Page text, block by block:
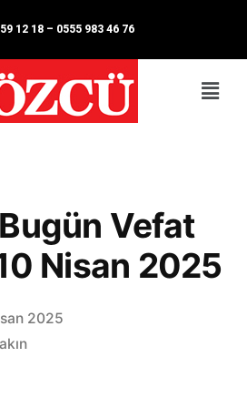
12 18– 0555 983 46 76
Vefat
Nisan 2025
2025